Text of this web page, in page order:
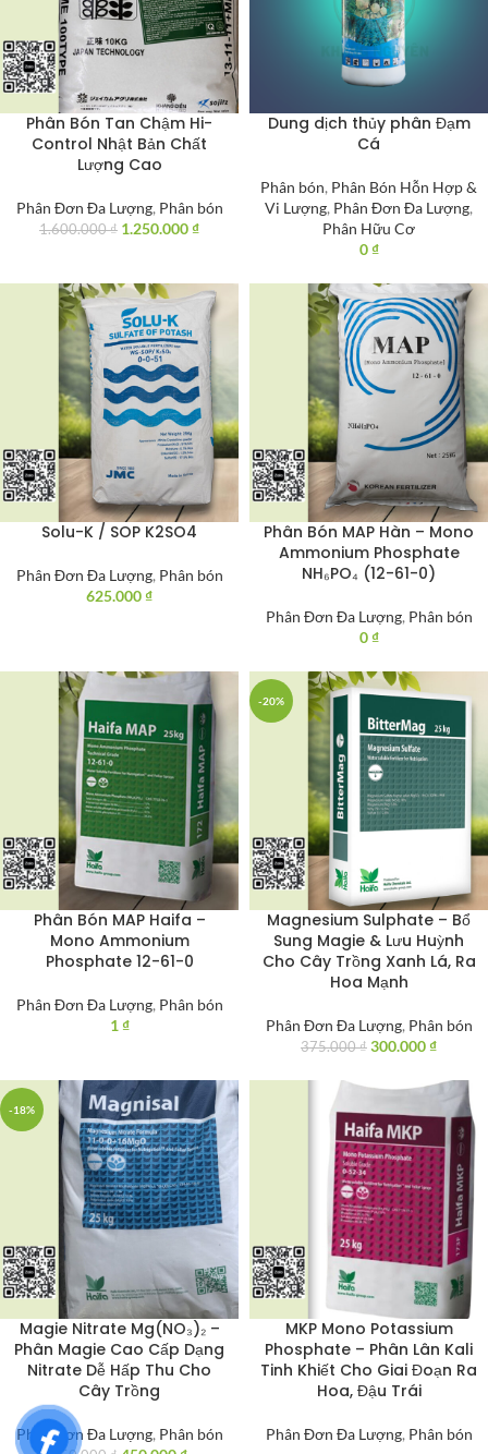
Phân Bón Tan Chậm Hi-
Control Nhật Bản Chất
Lượng Cao
Phân Đơn Đa Lượng, Phân bón
1.600.000₫ 1.250.000 ₫
Dung dịch thủy phân Đạm
Cá
Phân bón, Phân Bón Hỗn Hợp &
Vi Lượng, Phân Đơn Đa Lượng,
Phân Hữu Cơ
0 ₫
Solu-K / SOP K2SO4
Phân Đơn Đa Lượng, Phân bón
625.000 ₫
Phân Bón MAP Hàn – Mono
Ammonium Phosphate
NH₆PO₄ (12-61-0)
Phân Đơn Đa Lượng, Phân bón
0 ₫
Phân Bón MAP Haifa –
Mono Ammonium
Phosphate 12-61-0
Phân Đơn Đa Lượng, Phân bón
1 ₫
-20%
Magnesium Sulphate – Bổ
Sung Magie & Lưu Huỳnh
Cho Cây Trồng Xanh Lá, Ra
Hoa Mạnh
Phân Đơn Đa Lượng, Phân bón
375.000₫ 300.000 ₫
-18%
Magie Nitrate Mg(NO₃)₂ –
Phân Magie Cao Cấp Dạng
Nitrate Dễ Hấp Thu Cho
Cây Trồng
Phân Đơn Đa Lượng, Phân bón
MKP Mono Potassium
Phosphate – Phân Lân Kali
Tinh Khiết Cho Giai Đoạn Ra
Hoa, Đậu Trái
Phân Đơn Đa Lượng, Phân bón